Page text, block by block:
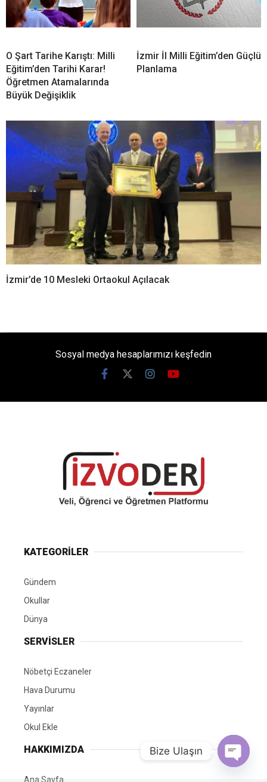
O Şart Tarihe Karıştı: Milli
Eğitim’den Tarihi Karar!
Öğretmen Atamalarında
Büyük Değişiklik
İzmir İl Milli Eğitim’den Güçlü
Planlama
İzmir’de 10 Mesleki Ortaokul Açılacak
Sosyal medya hesaplarımızı keşfedin
KATEGORİLER
Gündem
Okullar
Dünya
SERVİSLER
Nöbetçi Eczaneler
Hava Durumu
Yayınlar
Okul Ekle
HAKKIMIZDA
Ana Sayfa
Bize Ulaşın